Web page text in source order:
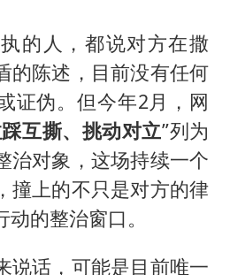
的人，都说对方在撒
的陈述，目前没有任何
证伪。但今年2月，网
互撕、挑动对立”列为
治对象，这场持续一个
撞上的不只是对方的律
的整治窗口。
说话，可能是目前唯一